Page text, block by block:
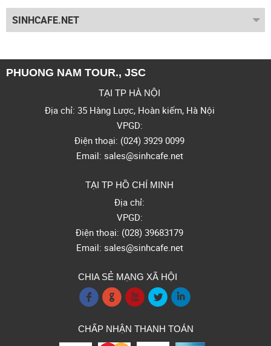
SINHCAFE.NET
PHUONG NAM TOUR., JSC
TẠI TP HÀ NỘI
Địa chỉ: 35 Hàng Lược, Hoàn kiếm, Hà Nội
VPGD:
Điện thoại: (024) 3929 0099
Email: sales@sinhcafe.net
TẠI TP HỒ CHÍ MINH
Địa chỉ:
VPGD:
Điện thoại: (028) 39683179
Email: sales@sinhcafe.net
CHIA SẺ MẠNG XÃ HỘI
fgxli
CHẤP NHẬN THANH TOÁN